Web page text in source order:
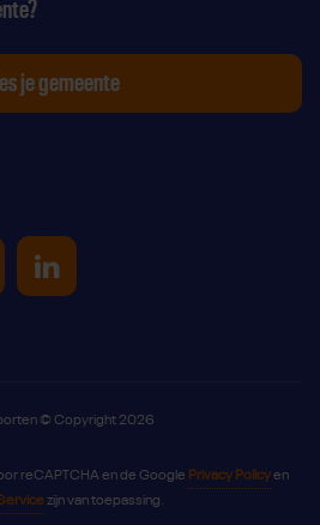
Facebook
op Instagram
Sporten op Youtube
Uniek Sporten op
je gemeente
© Copyright 2026
reCAPTCHA en de Google Privacy Policyen
zijn van toepassing.